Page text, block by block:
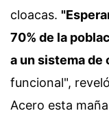
cloacas.
70% de la
a un sistema de
funcional",
Acero esta